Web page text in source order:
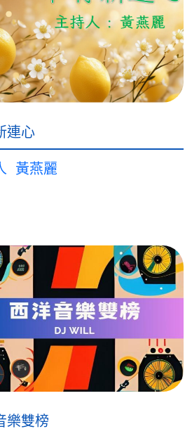
連心
黃燕麗
樂雙榜